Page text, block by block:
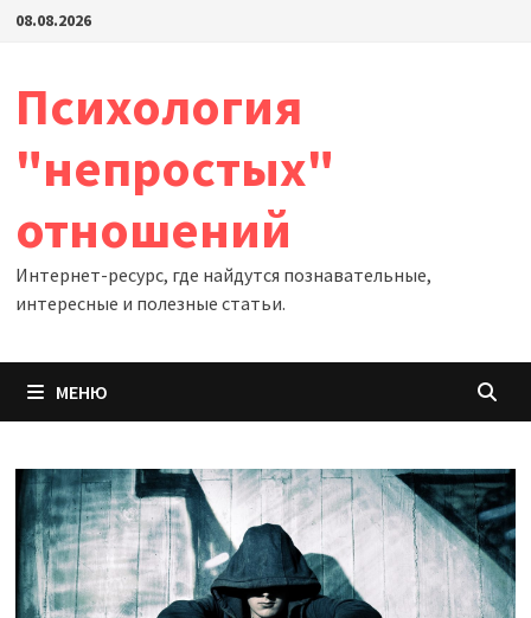
Перейти
08.08.2026
Психология
"непростых"
отношений
Интернет-ресурс, где найдутся познавательные,
интересные и полезные статьи.
МЕНЮ